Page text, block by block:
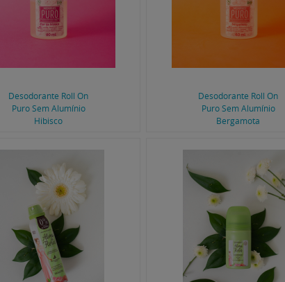
Desodorante Roll On
Puro Sem Alumínio
Hibisco
Desodorante Roll On
Puro Sem Alumínio
Bergamota